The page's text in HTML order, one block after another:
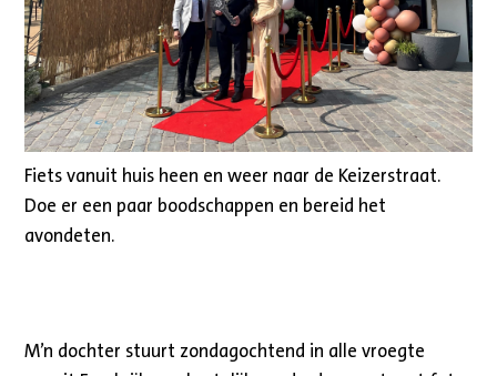
Fiets vanuit huis heen en weer naar de Keizerstraat.
Doe er een paar boodschappen en bereid het
avondeten.
M’n dochter stuurt zondagochtend in alle vroegte